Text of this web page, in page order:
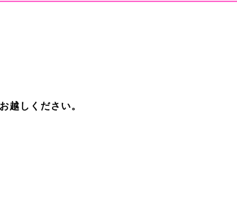
越しください。